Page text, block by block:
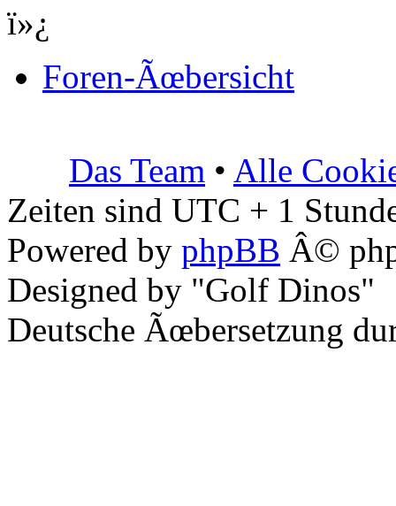
ï»¿
Foren-Ãœbersicht
Das Team • Alle
Zeiten sind UTC + 1
Powered by phpBB Â©
Designed by "Golf Dinos"
Deutsche Ãœbersetzung